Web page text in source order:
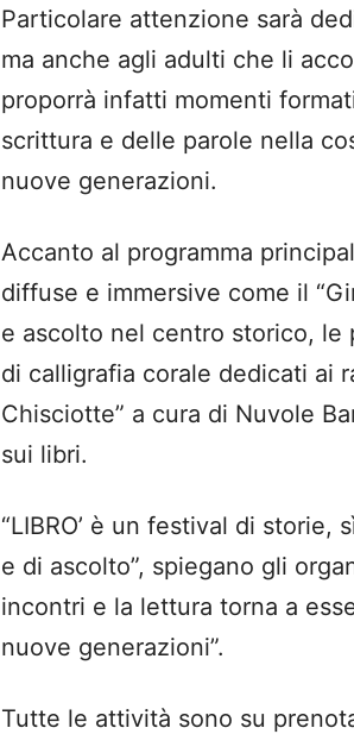
Particolare attenzione sarà
ma anche agli adulti che li
proporrà infatti momenti
scrittura e delle parole nella
nuove generazioni.
Accanto al programma
diffuse e immersive come il
e ascolto nel centro storico, le
di calligrafia corale dedicati ai
Chisciotte” a cura di Nuvole
sui libri.
“LIBRO’ è un festival di
e di ascolto”, spiegano gli
incontri e la lettura torna a
nuove generazioni”.
Tutte le attività sono su